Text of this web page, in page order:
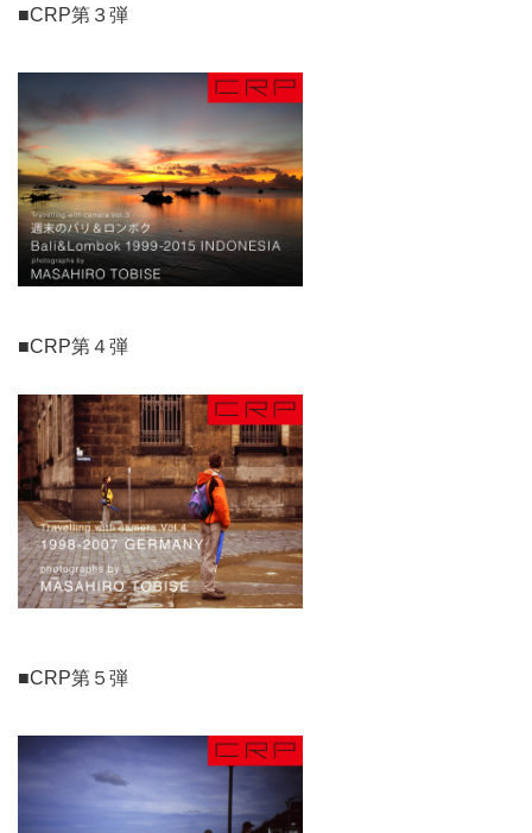
■CRP第３弾
■CRP第４弾
■CRP第５弾